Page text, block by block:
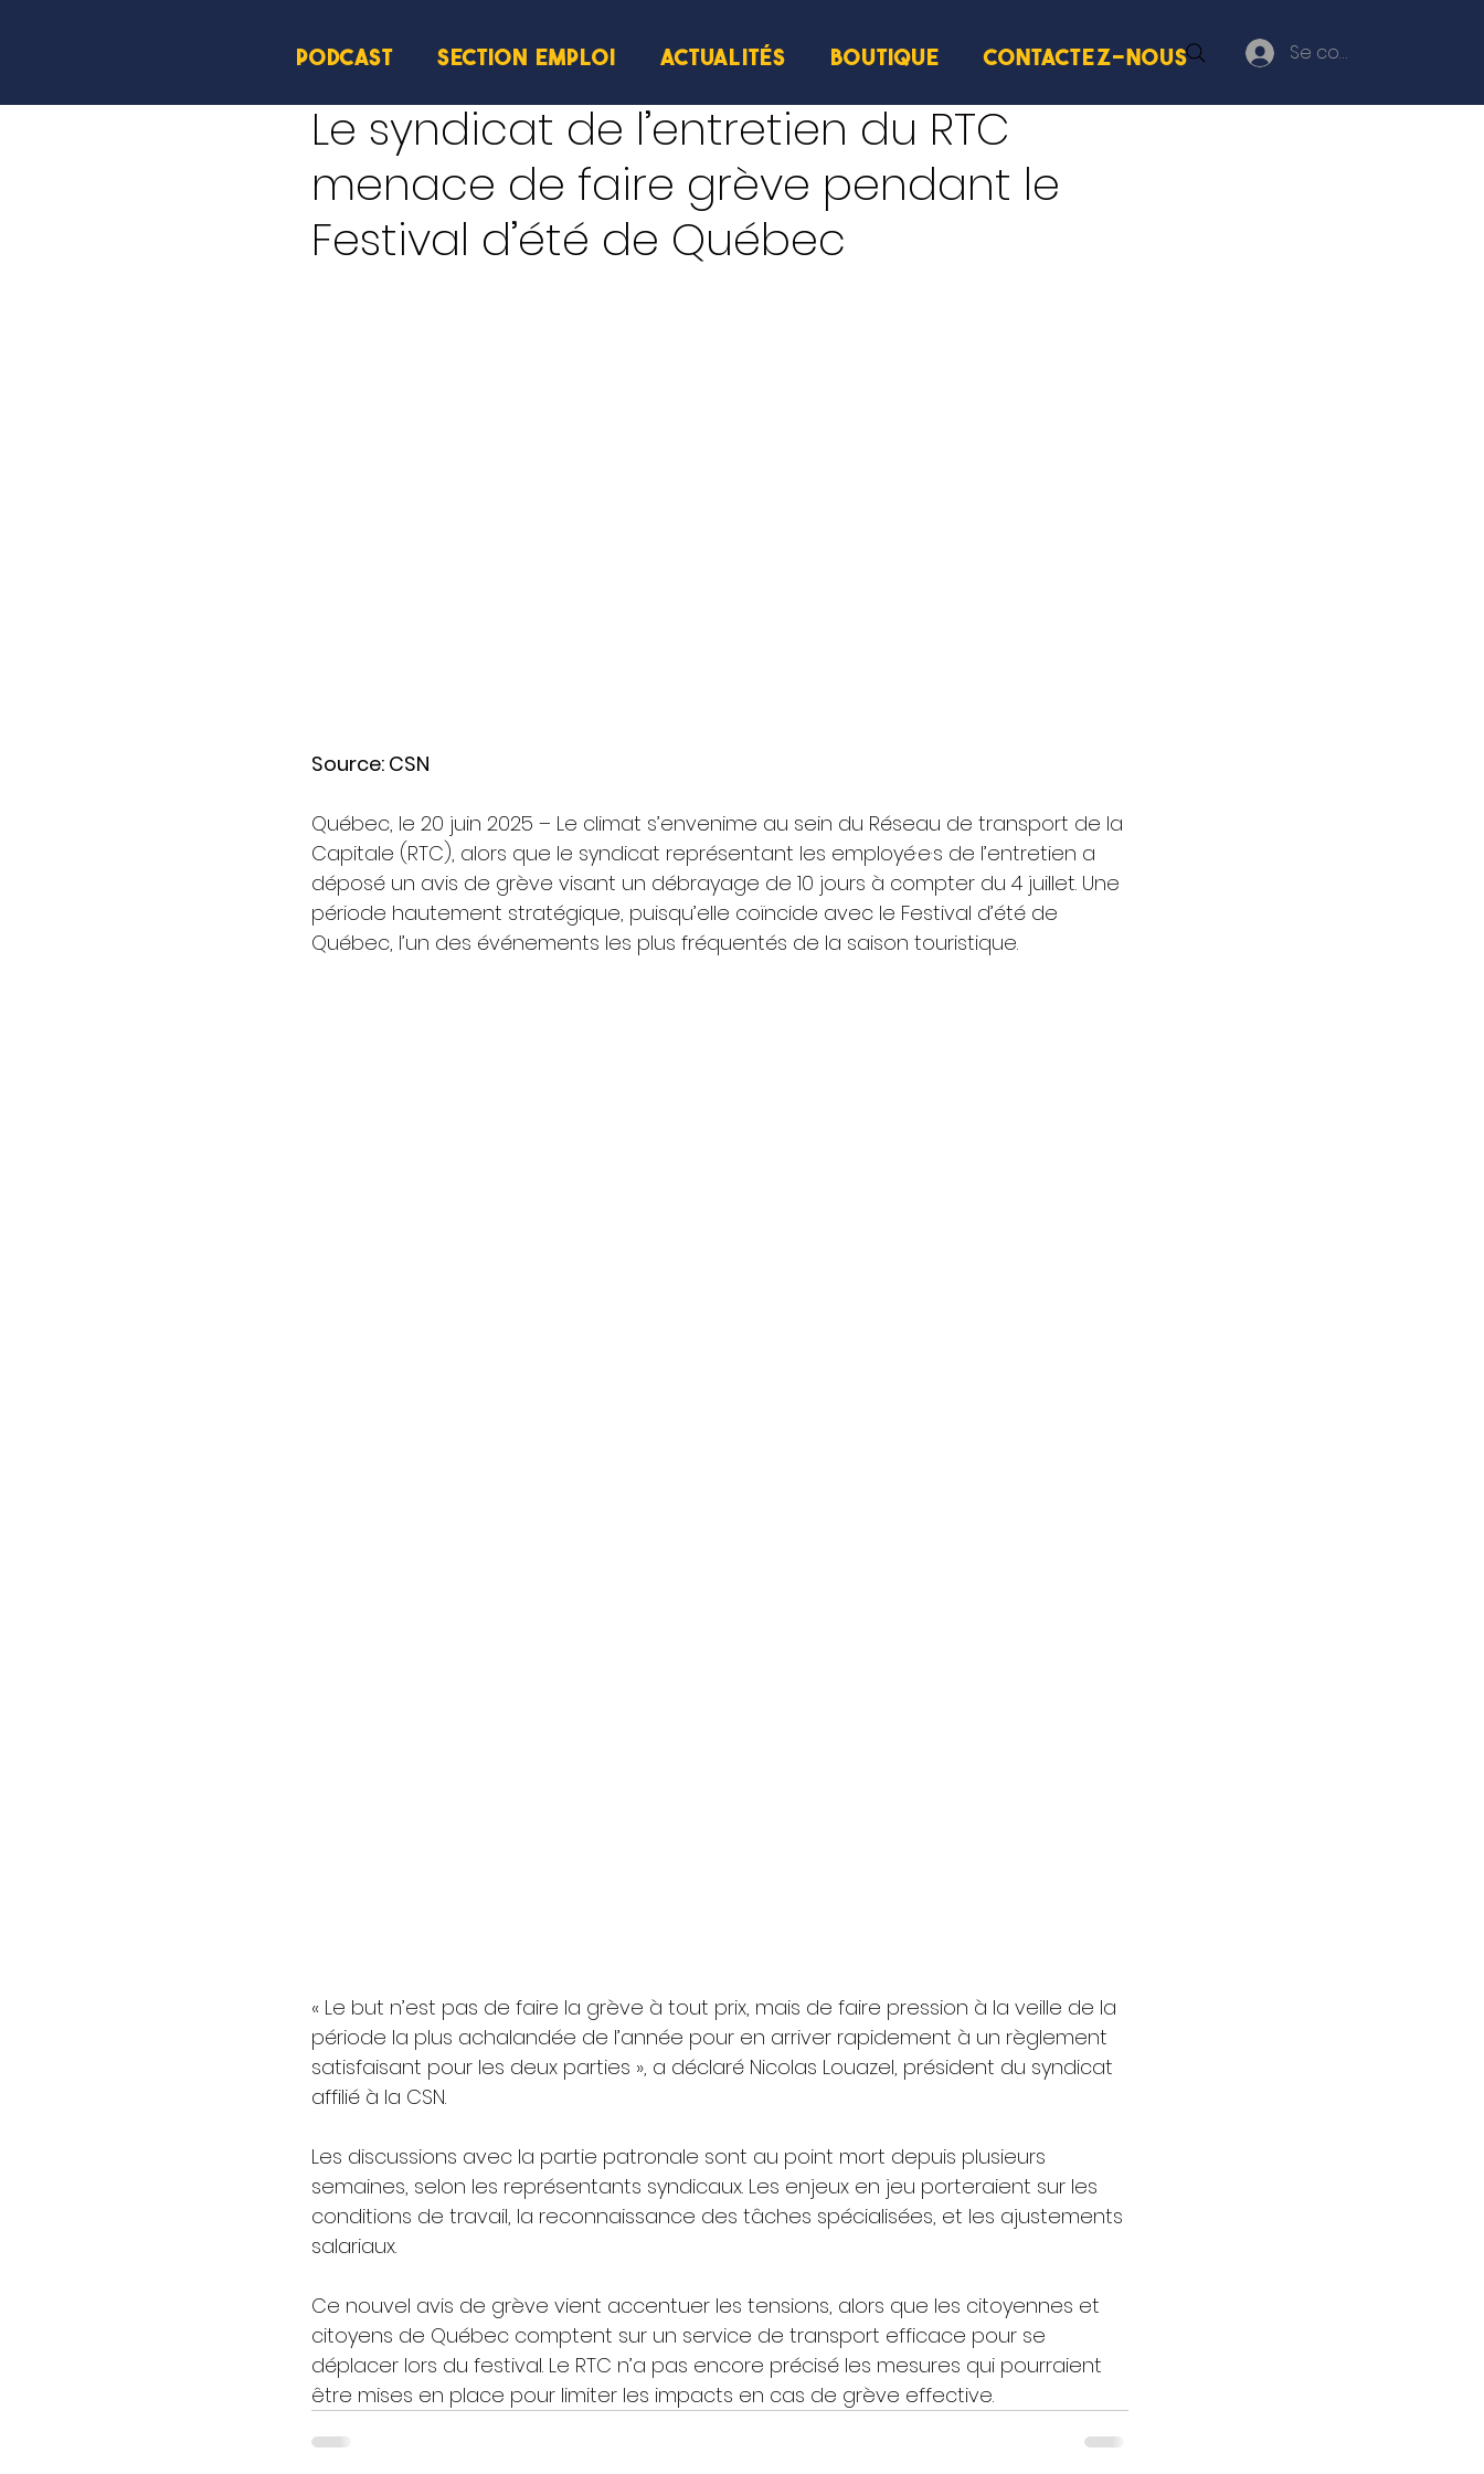
Se connecter
PODCAST SECTION EMPLOI ACTUALITÉS BOUTIQUE Contactez-nous
Le syndicat de l’entretien du RTC
menace de faire grève pendant le
Festival d’été de Québec
Source: CSN
Québec, le 20 juin 2025 – Le climat s’envenime au sein du Réseau de transport de la
Capitale (RTC), alors que le syndicat représentant les employé·e·s de l’entretien a
déposé un avis de grève visant un débrayage de 10 jours à compter du 4 juillet. Une
période hautement stratégique, puisqu’elle coïncide avec le Festival d’été de
Québec, l’un des événements les plus fréquentés de la saison touristique.
« Le but n’est pas de faire la grève à tout prix, mais de faire pression à la veille de la
période la plus achalandée de l’année pour en arriver rapidement à un règlement
satisfaisant pour les deux parties », a déclaré Nicolas Louazel, président du syndicat
affilié à la CSN.
Les discussions avec la partie patronale sont au point mort depuis plusieurs
semaines, selon les représentants syndicaux. Les enjeux en jeu porteraient sur les
conditions de travail, la reconnaissance des tâches spécialisées, et les ajustements
salariaux.
Ce nouvel avis de grève vient accentuer les tensions, alors que les citoyennes et
citoyens de Québec comptent sur un service de transport efficace pour se
déplacer lors du festival. Le RTC n’a pas encore précisé les mesures qui pourraient
être mises en place pour limiter les impacts en cas de grève effective.